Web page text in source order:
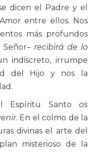
dicen el Padre y el
entre ellos. Nos
más profundos
recibirá de lo
indiscreto, irrumpe
del Hijo y nos la
Espíritu Santo os
. En el colmo de la
divinas el arte del
misterioso de la